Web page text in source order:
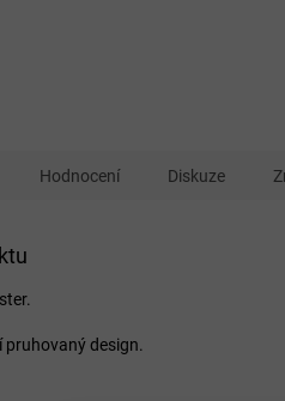
Hodnocení Diskuze
design.